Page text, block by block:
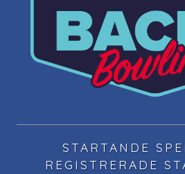
STARTANDE
REGISTRERADE